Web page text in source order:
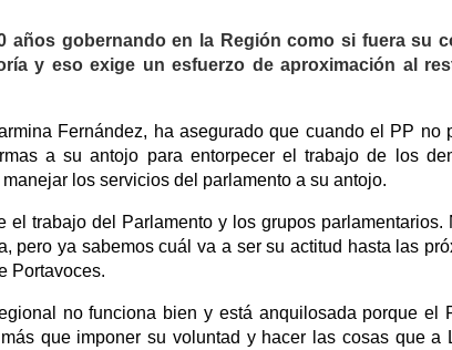
años gobernando en la Región como si fuera su
y eso exige un esfuerzo de aproximación al
Fernández, ha asegurado que cuando el PP no
a su antojo para entorpecer el trabajo de los
los servicios del parlamento a su antojo.
trabajo del Parlamento y los grupos parlamentarios.
pero ya sabemos cuál va a ser su actitud hasta las
Portavoces.
no funciona bien y está anquilosada porque el
que imponer su voluntad y hacer las cosas que a